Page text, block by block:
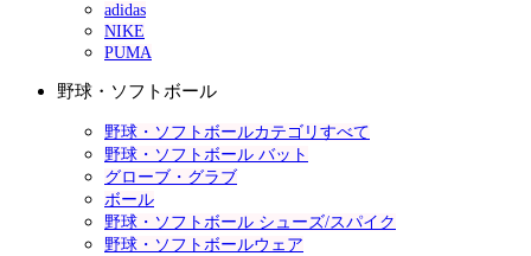
adidas
NIKE
PUMA
野球・ソフトボール
野球・ソフトボールカテゴリすべて
野球・ソフトボール バット
グローブ・グラブ
ボール
野球・ソフトボール シューズ/スパイク
野球・ソフトボールウェア